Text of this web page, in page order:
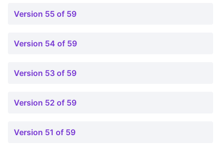
Version 55 of 59
Version 54 of 59
Version 53 of 59
Version 52 of 59
Version 51 of 59